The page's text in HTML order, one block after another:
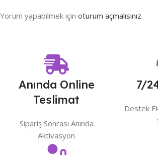
Yorum yapabilmek için oturum açmalısınız.
Anında Online
Teslimat
Sipariş Sonrası Anında
Aktivasyon
7/
Destek